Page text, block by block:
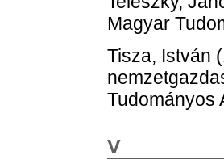
Magyar
Tisza, István
Tudományos
V